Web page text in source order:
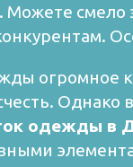
смело
огромное
Однако
одежды в